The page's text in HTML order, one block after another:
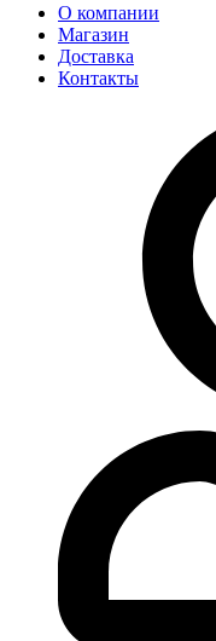
О компании
Магазин
Доставка
Контакты